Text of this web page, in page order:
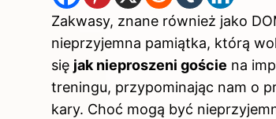
Zakwasy, znane również jako
nieprzyjemna pamiątka, którą
się jak nieproszeni goście na
treningu, przypominając nam o
kary. Choć mogą być